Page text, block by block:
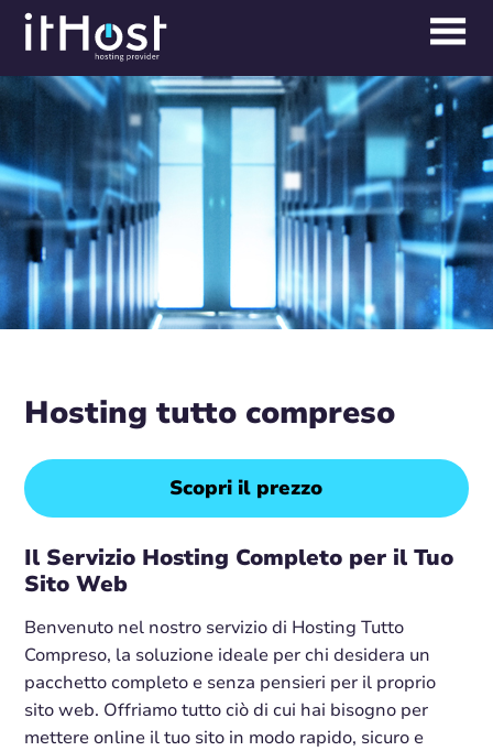
Hosting tutto compreso
Scopri il prezzo
Il Servizio Hosting Completo per il Tuo
Sito Web
Benvenuto nel nostro servizio di Hosting Tutto
Compreso, la soluzione ideale per chi desidera un
pacchetto completo e senza pensieri per il proprio
sito web. Offriamo tutto ciò di cui hai bisogno per
mettere online il tuo sito in modo rapido, sicuro e